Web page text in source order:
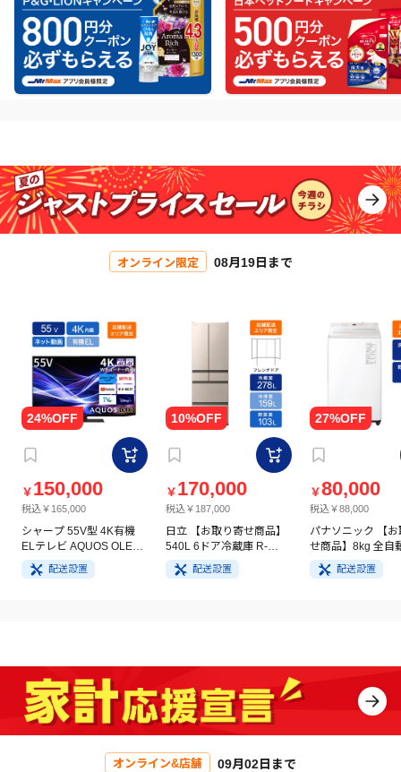
オンライン限定 08月19日まで
￥ 150,000
税込￥165,000
シャープ 55V型 4K有機
ELテレビ AQUOS OLED
4T-C55GQ3
配送設置
￥ 170,000
税込￥187,000
日立 【お取り寄せ商品】
540L 6ドア冷蔵庫 R-
HW54V(N) ライトゴール
ド
配送設置
￥80,000
税込￥88,000
パナソニック 【お
せ商品】8kg 全自
洗濯機 NA-
イト
配送設置
オンライン&店舗 09月02日まで